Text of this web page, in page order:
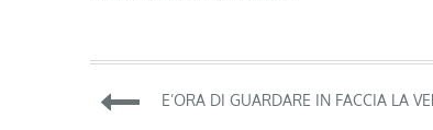
Navigazione
E’ORA DI GUARDARE IN FACCIA LA